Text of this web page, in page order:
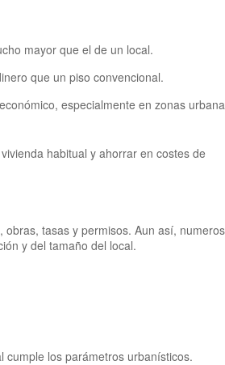
mayor que el de un local.
que un piso convencional.
especialmente en zonas
habitual y ahorrar en costes de
obras, tasas y permisos. Aun así,
y del tamaño del local.
cumple los parámetros urbanísticos.